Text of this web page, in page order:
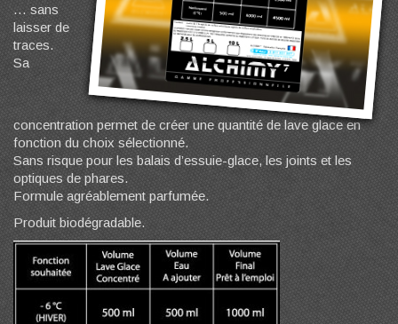
… sans
laisser de
traces.
Sa
concentration permet de créer une quantité de lave glace en
fonction du choix sélectionné.
Sans risque pour les balais d’essuie-glace, les joints et les
optiques de phares.
Formule agréablement parfumée.
Produit biodégradable.